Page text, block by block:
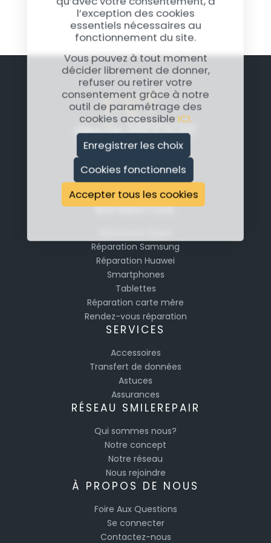
l’exception des cookies
essentiels nécessaires au
fonctionnement du site.
Vous pouvez à tout moment
décider librement de donner,
refuser ou retirer votre
consentement grâce à notre
outil de paramétrage des
cookies accessible ICI.
Enregistrer les choix
Cookies fonctionnels
Accepter tous les cookies
RÉPARATION
Réparation Samsung
Réparation Huawei
Smartphones
Tablettes
Réparation carte mère
Rendez-vous réparation
SERVICES
Accessoires
Transfert de données
Astuces
Assurances
RÉSEAU SMILEREPAIR
Qui sommes nous?
Notre concept
Notre réseau
Nous rejoindre
À PROPOS DE NOUS
Foire Aux Questions
Se connecter
Contactez-nous